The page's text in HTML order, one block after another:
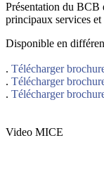
Présentation du BCB
principaux services
Disponible en
. Télécharger
. Télécharger
. Télécharger
Video MICE